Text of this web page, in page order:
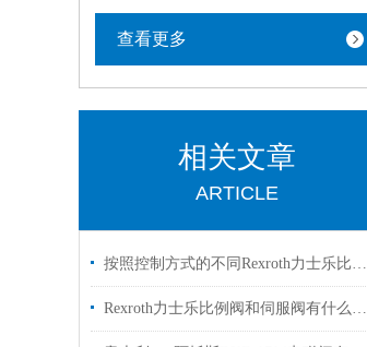
查看更多
相关文章
ARTICLE
按照控制方式的不同Rexroth力士乐比例阀可以分为3大类别
Rexroth力士乐比例阀和伺服阀有什么区别？看完这篇文章你就明白了